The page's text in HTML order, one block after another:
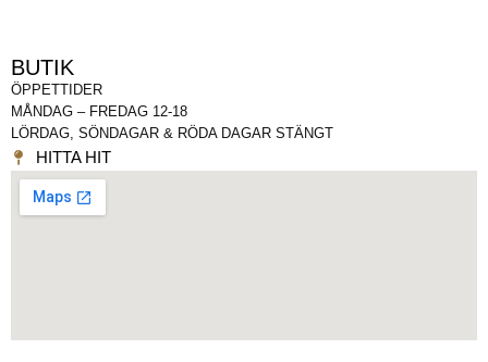
BUTIK
ÖPPETTIDER
MÅNDAG – FREDAG 12-18
LÖRDAG, SÖNDAGAR & RÖDA DAGAR STÄNGT
HITTA HIT